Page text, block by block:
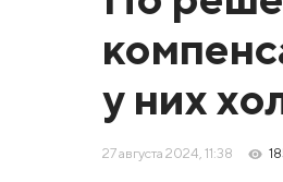
у них
27 августа 2024, 11:38